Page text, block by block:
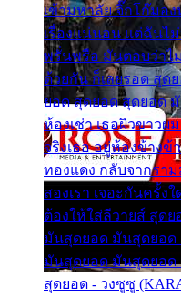
เข้ามหาลัย จิ๊กโก๊มอ
เรื่องแน่นอน แต่ฉันไ
พรั่นพรือ มันตอบว่าไม่
ด้วยกัน ก็เลยรอด สุด
ยอด สุดยอด สุดยอด
ห้องเช่า เธอผิวขาวผ
จริงเธอ อยู่ห้องข้างข้
ทองแดง กลับจากรา
สองเรา เจอะกันครั้ง
ต้องให้ใส่ลีวายส์ สุด
มันสุดยอด มันสุดยอ
มันสุดยอด มันสุดยอ
สุดยอด - วงซูซู